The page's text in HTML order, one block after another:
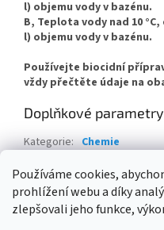
Používáme cookies,
prohlížení webu a díky
zlepšovali jeho funkce,
l) objemu vody v bazénu.
B, Teplota vody nad 10 °C,
l) objemu vody v bazénu.
Používejte biocidní
vždy přečtěte údaje na
Doplňkové parametry
Kategorie: Chemie